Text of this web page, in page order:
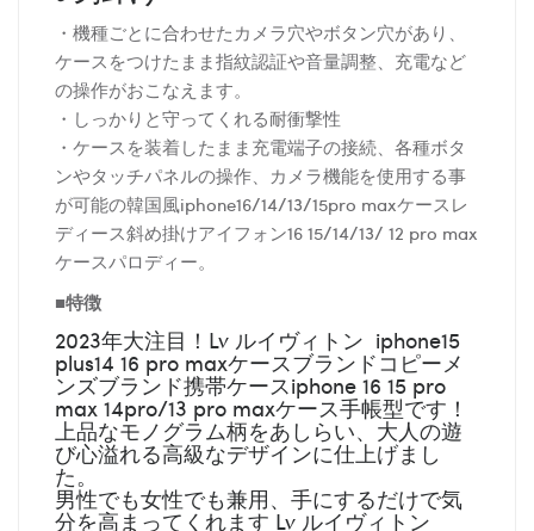
・機種ごとに合わせたカメラ穴やボタン穴があり、
ケースをつけたまま指紋認証や音量調整、充電など
の操作がおこなえます。
・しっかりと守ってくれる耐衝撃性
・ケースを装着したまま充電端子の接続、各種ボタ
ンやタッチパネルの操作、カメラ機能を使用する事
が可能の韓国風iphone16/14/13/15pro maxケースレ
ディース斜め掛けアイフォン16 15/14/13/ 12 pro max
ケースパロディー。
■特徴
2023年大注目！Lv ルイヴィトン iphone15
plus14 16 pro maxケースブランドコピーメ
ンズブランド携帯ケースiphone 16 15 pro
max 14pro/13 pro maxケース手帳型です！
上品なモノグラム柄をあしらい、大人の遊
び心溢れる高級なデザインに仕上げまし
た。
男性でも女性でも兼用、手にするだけで気
分を高まってくれます Lv ルイヴィトン